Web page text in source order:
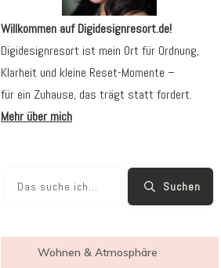
Willkommen auf Digidesignresort.de!
Digidesignresort ist mein Ort für Ordnung,
Klarheit und kleine Reset-Momente –
für ein Zuhause, das trägt statt fordert.
Mehr über mich
Suchen
Wohnen & Atmosphäre